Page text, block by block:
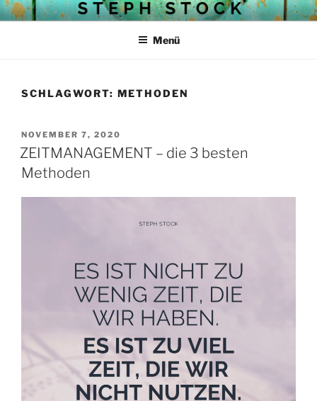
Zum
InhaltSTEPH STOCKS BLOG
Struktur mit Herz
Menü
SCHLAGWORT: METHODEN
VERÖFFENTLICHT
AM
NOVEMBER 7, 2020
ZEITMANAGEMENT – die 3 besten
Methoden